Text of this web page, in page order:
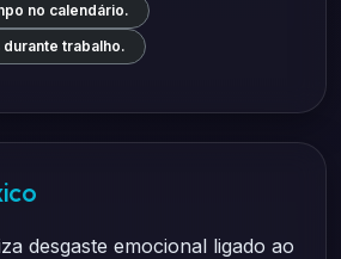
no calendário.
trabalho.
desgaste emocional ligado ao